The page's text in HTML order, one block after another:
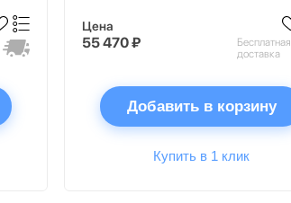
Цена
55 470 ₽
Бесплатная
доставка
Добавить в корзину
Купить в 1 клик